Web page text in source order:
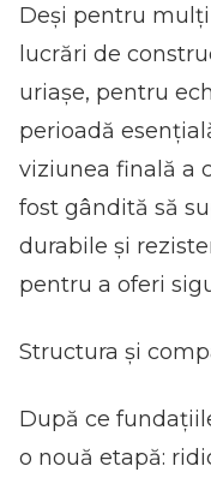
Deși pentru
lucrări de
uriașe, pentru
perioadă
viziunea finală a
fost gândită să
durabile și
pentru a oferi
Structura și
După ce
o nouă etapă: